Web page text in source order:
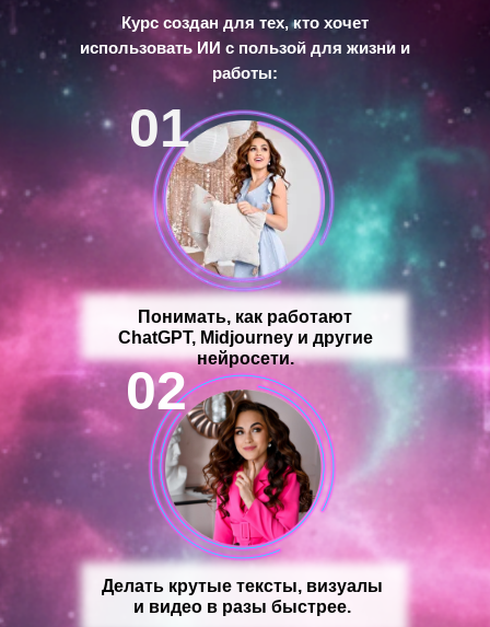
Понимать, как работают
ChatGPT, Midjourney и другие
нейросети.
Делать крутые тексты, визуалы
и видео в разы быстрее.
02
01
Курс создан для тех, кто хочет
использовать ИИ с пользой для жизни и
работы: